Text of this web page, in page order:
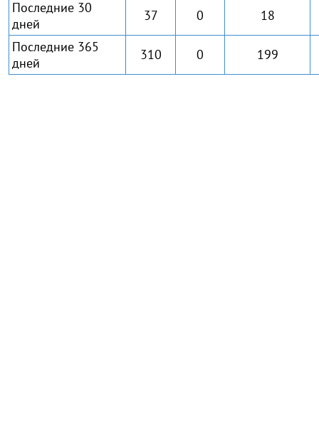
Последние 30
дней
37 0
18
Последние 365
дней
310 0 199